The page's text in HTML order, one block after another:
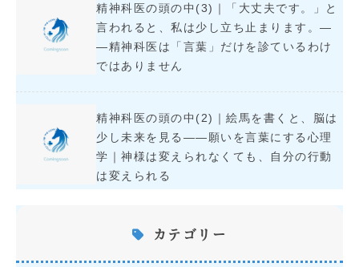
精神科医の頭の中(3)｜「大丈夫です。」と
言われると、私は少し立ち止まります。―
―精神科医は「言葉」だけを診ているわけ
ではありません
精神科医の頭の中(2)｜絵馬を書くと、脳は
少し未来を見る――願いを言葉にする心理
学｜神様は変えられなくても、自分の行動
は変えられる
カテゴリー